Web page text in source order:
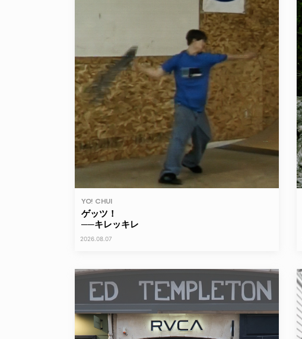
YO! CHUI
ゲッツ！
──キレッキレ
2026.08.07